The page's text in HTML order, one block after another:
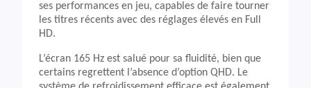
ses performances en jeu, capables de faire tourner
les titres récents avec des réglages élevés en Full
HD.
L’écran 165 Hz est salué pour sa fluidité, bien que
certains regrettent l’absence d’option QHD. Le